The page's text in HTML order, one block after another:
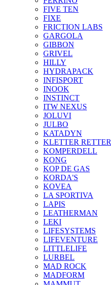
FIVE TEN
FIXE
FRICTION LABS
GARGOLA
GIBBON
GRIVEL
HILLY
HYDRAPACK
INFISPORT
INOOK
INSTINCT
ITW NEXUS
JOLUVI
JULBO
KATADYN
KLETTER RETTER
KOMPERDELL
KONG
KOP DE GAS
KORDA'S
KOVEA
LA SPORTIVA
LAPIS
LEATHERMAN
LEKI
LIFESYSTEMS
LIFEVENTURE
LITTLELIFE
LURBEL
MAD ROCK
MADFORM